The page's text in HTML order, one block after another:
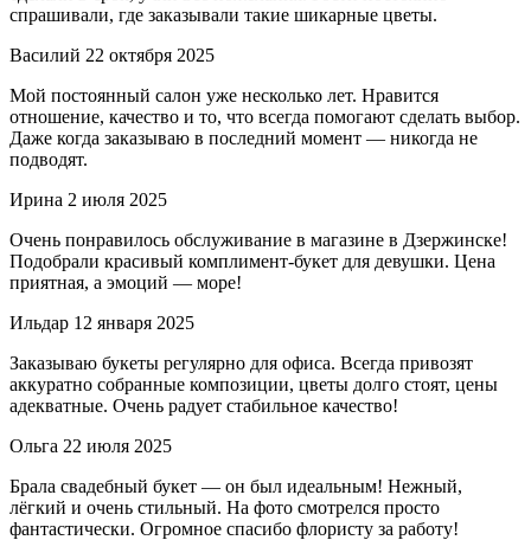
спрашивали, где заказывали такие шикарные цветы.
Василий 22 октября 2025
Мой постоянный салон уже несколько лет. Нравится
отношение, качество и то, что всегда помогают сделать выбор.
Даже когда заказываю в последний момент — никогда не
подводят.
Ирина 2 июля 2025
Очень понравилось обслуживание в магазине в Дзержинске!
Подобрали красивый комплимент-букет для девушки. Цена
приятная, а эмоций — море!
Ильдар 12 января 2025
Заказываю букеты регулярно для офиса. Всегда привозят
аккуратно собранные композиции, цветы долго стоят, цены
адекватные. Очень радует стабильное качество!
Ольга 22 июля 2025
Брала свадебный букет — он был идеальным! Нежный,
лёгкий и очень стильный. На фото смотрелся просто
фантастически. Огромное спасибо флористу за работу!